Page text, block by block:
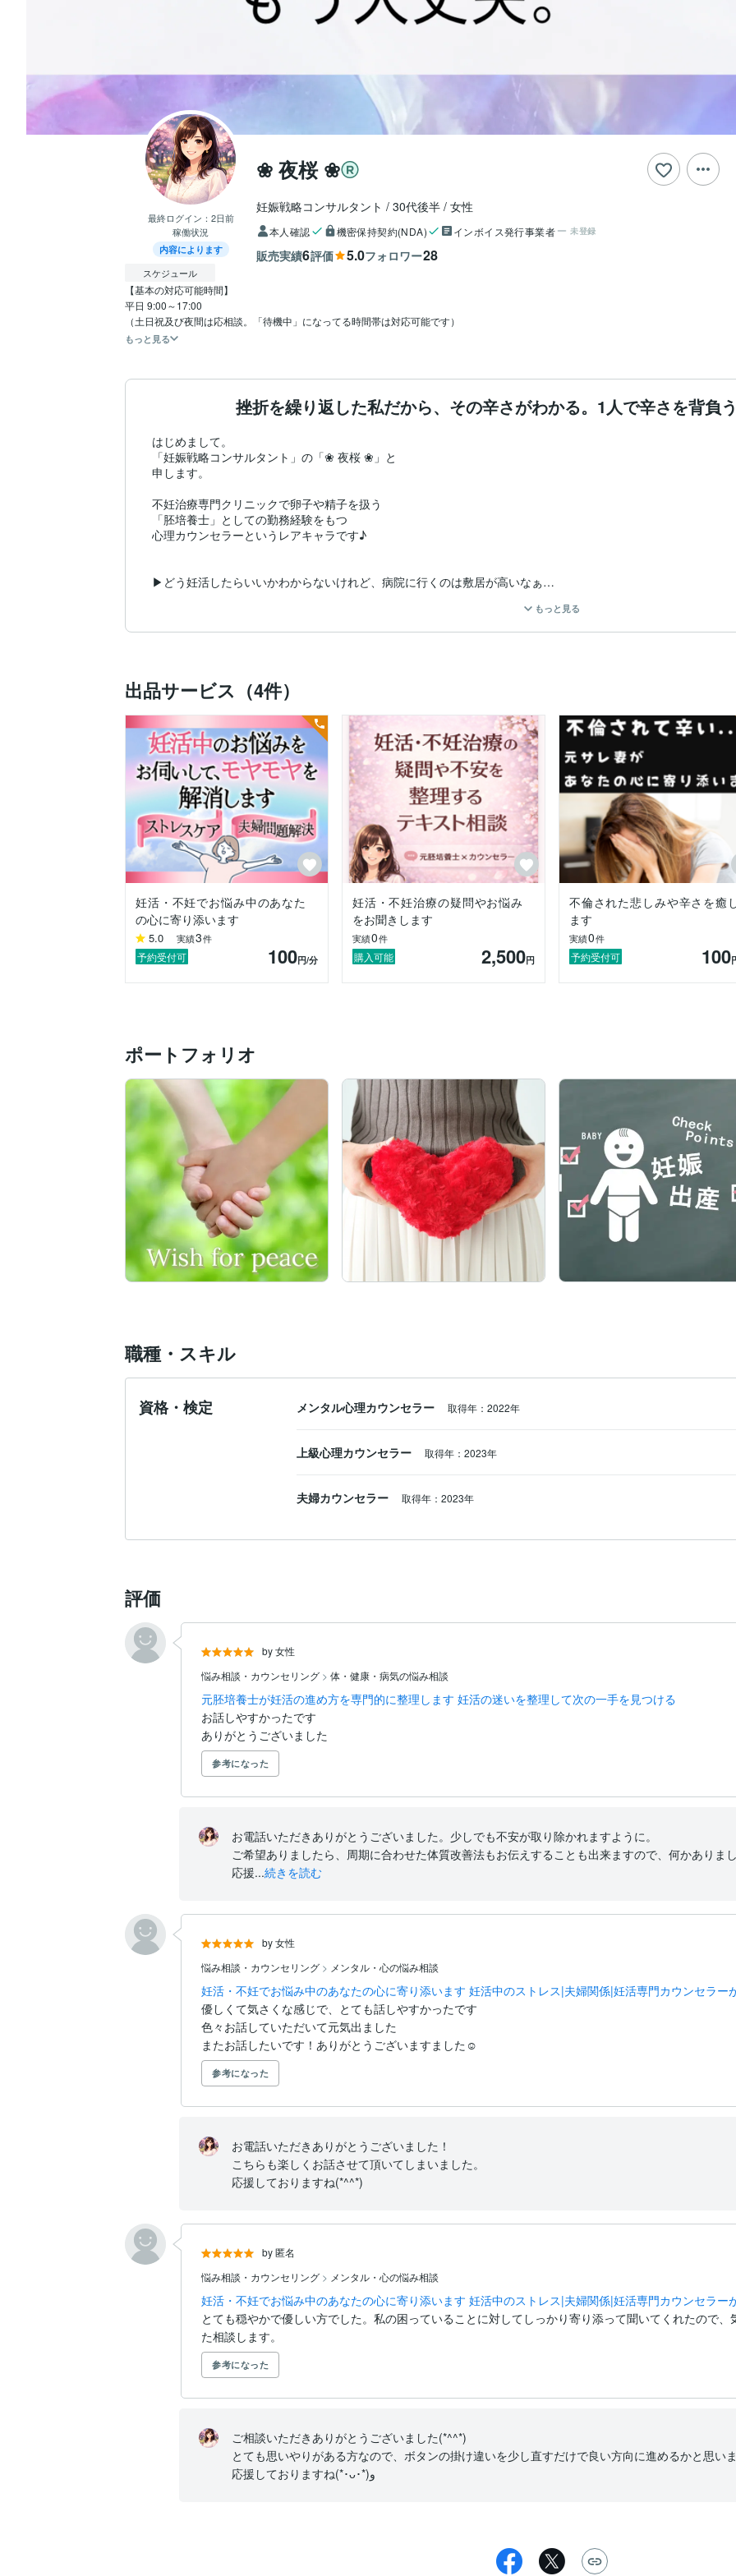
最終ログイン： 2日前
稼働状況
内容によります
❀ 夜桜 ❀
妊娠戦略コンサルタント 30代後半 女性
本人確認 機密保持契約(NDA) インボイス発行事業者 未登録
販売実績6評価 5.0フォロワー28
スケジュール
【基本の対応可能時間】
平日 9:00～17:00
もっと見る
挫折を繰り返した私だから、その辛さがわかる。1人で辛さを背負
はじめまして。
「妊娠戦略コンサルタント」の「❀ 夜桜 ❀」と
申します。
不妊治療専門クリニックで卵子や精子を扱う
「胚培養士」としての勤務経験をもつ
心理カウンセラーというレアキャラです♪
▶どう妊活したらいいかわからないけれど、病院に行くのは敷居が高いなぁ
▶とにかく現状が辛い。でも、誰にも相談出来なくて苦しい。
愛情を持って受精卵を育てる傍ら、
患者さん達の悲痛な心の叫びに寄り添ってきました。
そんな日々の中、感じていたこと。
それは、
「も〜みんな、本当に本当にがんばっている！抱きしめてあげたい！」
妊活って、特に不妊治療って、
本当にお金も時間も
ココロやカラダのエネルギーも
ものすごく使うものですよね。
努力さえすれば.....
お金さえ払えば....
というものではないのが「妊活」。
さらには「年齢」というタイムリミットもある。
もう、
どれだけのプレッシャーを抱えさせらてるんだ！
かく言う私も、
不妊に悩んだのでよ〜く気持ちがわかります。
妊活を始めた時は
職業柄、医学的知識は豊富なので、
｢私ならすぐに妊娠できる！｣と自信満々でした。
実際、1人目を出産した時は、すぐに妊娠出来ました。
2年近く不妊に苦しみ、やっと授かることが出来ました。
知識も経験もある私がそんなに苦戦したのか？
たくさんの負の遺産を背負うことになりました。
妊活は正しい知識だけでなく、
ストレスケア、体質改善、夫婦仲改善の全てがクリアー出来ないと、
妊娠出産とその後の幸せな人生はやって来ないんだ
と実感しました。
今では再婚し、幸せな夫婦関係を築き
自身で研究した妊活方法を使って妊活を行ったら
1周期目のタイミング法ですんなり妊娠！
ぜひ皆さんにお伝えしないと！と
このお仕事を始めました。
妊娠出産は人生の大仕事。
1人で背負うのは辛すぎます。
どうぞ私を頼ってください。
1人よりも断然早く幸せな未来を掴めるはずです。
もっと見る
出品サービス（4件）
妊活・不妊でお悩み中のあなた
の心に寄り添います
5.0 実績3件
予約受付可 100円/分
妊活・不妊治療の疑問やお悩み
をお聞きします
実績0件
購入可能 2,500円
不倫された悲しみや辛さを癒
ます
実績0件
予約受付可 100
ポートフォリオ
職種・スキル
資格・検定 メンタル心理カウンセラー 取得年：2022年
上級心理カウンセラー 取得年：2023年
夫婦カウンセラー 取得年：2023年
評価
by 女性
悩み相談・カウンセリング > 体・健康・病気の悩み相談
元胚培養士が妊活の進め方を専門的に整理します 妊活の迷いを整理して次の一手を見つける
お話しやすかったです
ありがとうございました
参考になった
お電話いただきありがとうございました。少しでも不安が取り除かれますように。
ご希望ありましたら、周期に合わせた体質改善法もお伝えすることも出来ますので、何かありま
応援...続きを読む
by 女性
悩み相談・カウンセリング > メンタル・心の悩み相談
妊活・不妊でお悩み中のあなたの心に寄り添います 妊活中のストレス|夫婦関係|妊活専門カウンセラー
優しくて気さくな感じで、とても話しやすかったです
色々お話していただいて元気出ました
またお話したいです！ありがとうございますました☺️
参考になった
お電話いただきありがとうございました！
こちらも楽しくお話させて頂いてしまいました。
応援しておりますね(*^^*)
by 匿名
悩み相談・カウンセリング > メンタル・心の悩み相談
妊活・不妊でお悩み中のあなたの心に寄り添います 妊活中のストレス|夫婦関係|妊活専門カウンセラー
とても穏やかで優しい方でした。私の困っていることに対してしっかり寄り添って聞いてくれたので
た相談します。
参考になった
ご相談いただきありがとうございました(*^^*)
とても思いやりがある方なので、ボタンの掛け違いを少し直すだけで良い方向に進めるかと思い
応援しておりますね(*･ᴗ･*)و